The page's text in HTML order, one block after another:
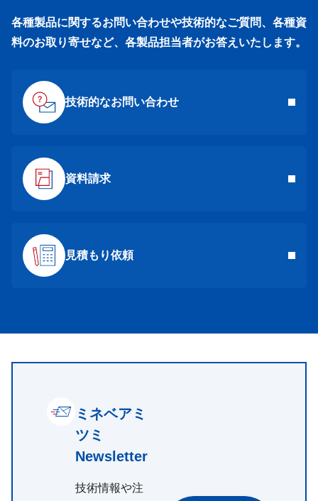
各種製品に関するお問い合わせや技術的なご質問、各種資
料のお取り寄せなど、各製品担当者がお答えいたします。
技術的なお問い合わせ
資料請求
見積もり依頼
ミネベアミ
ツミ
Newsletter
技術情報や注